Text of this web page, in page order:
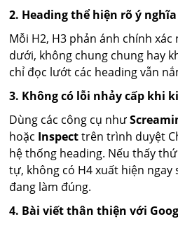
2. Heading thể hiện rõ ý
Mỗi H2, H3 phản ánh chính
dưới, không chung chung hay
chỉ đọc lướt các heading vẫn
3. Không có lỗi nhảy cấp khi
Dùng các công cụ như
hoặc Inspecttrên trình duyệt
hệ thống heading. Nếu thấy
tự, không có H4 xuất hiện ngay
đang làm đúng.
4. Bài viết thân thiện với